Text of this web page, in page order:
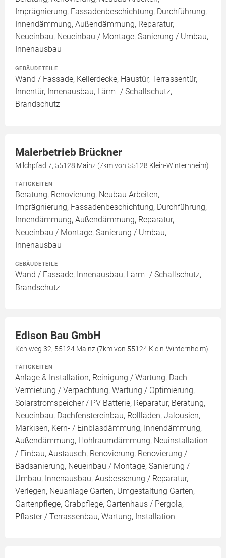
Imprägnierung, Fassadenbeschichtung, Durchführung,
Innendämmung, Außendämmung, Reparatur,
Neueinbau, Neueinbau / Montage, Sanierung / Umbau,
Innenausbau
GEBÄUDETEILE
Wand / Fassade, Kellerdecke, Haustür, Terrassentür,
Innentür, Innenausbau, Lärm- / Schallschutz,
Brandschutz
Malerbetrieb Brückner
Milchpfad 7, 55128 Mainz (7km von 55128 Klein-Winternheim)
TÄTIGKEITEN
Beratung, Renovierung, Neubau Arbeiten,
Imprägnierung, Fassadenbeschichtung, Durchführung,
Innendämmung, Außendämmung, Reparatur,
Neueinbau / Montage, Sanierung / Umbau,
Innenausbau
GEBÄUDETEILE
Wand / Fassade, Innenausbau, Lärm- / Schallschutz,
Brandschutz
Edison Bau GmbH
Kehlweg 32, 55124 Mainz (7km von 55124 Klein-Winternheim)
TÄTIGKEITEN
Anlage & Installation, Reinigung / Wartung, Dach
Vermietung / Verpachtung, Wartung / Optimierung,
Solarstromspeicher / PV Batterie, Reparatur, Beratung,
Neueinbau, Dachfenstereinbau, Rollläden, Jalousien,
Markisen, Kern- / Einblasdämmung, Innendämmung,
Außendämmung, Hohlraumdämmung, Neuinstallation
/ Einbau, Austausch, Renovierung, Renovierung /
Badsanierung, Neueinbau / Montage, Sanierung /
Umbau, Innenausbau, Ausbesserung / Reparatur,
Verlegen, Neuanlage Garten, Umgestaltung Garten,
Gartenpflege, Grabpflege, Gartenhaus / Pergola,
Pflaster / Terrassenbau, Wartung, Installation